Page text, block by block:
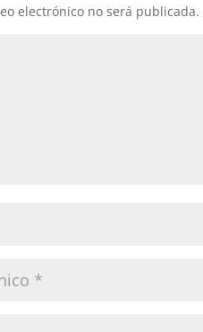
electrónico no será publicada.